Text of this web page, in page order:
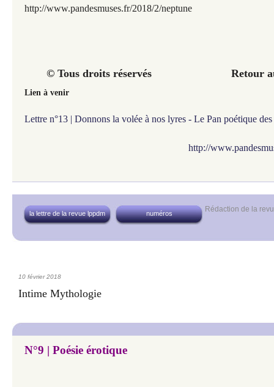
http://www.pandesmuses.fr/2018/2/neptune
© Tous droits réservés Retour au
Lien à venir
Lettre n°13 | Donnons la volée à nos lyres - Le Pan poétique des
http://
Rédaction de la
la lettre de la revue lppdm numéros
10 février 2018
Intime Mythologie
N°9 | Poésie érotique